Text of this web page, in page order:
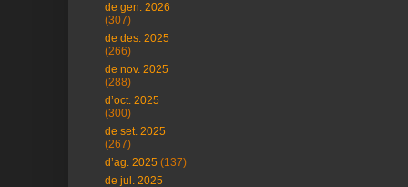
de gen. 2026
(307)
de des. 2025
(266)
de nov. 2025
(288)
d’oct. 2025
(300)
de set. 2025
(267)
d’ag. 2025 (137)
de jul. 2025